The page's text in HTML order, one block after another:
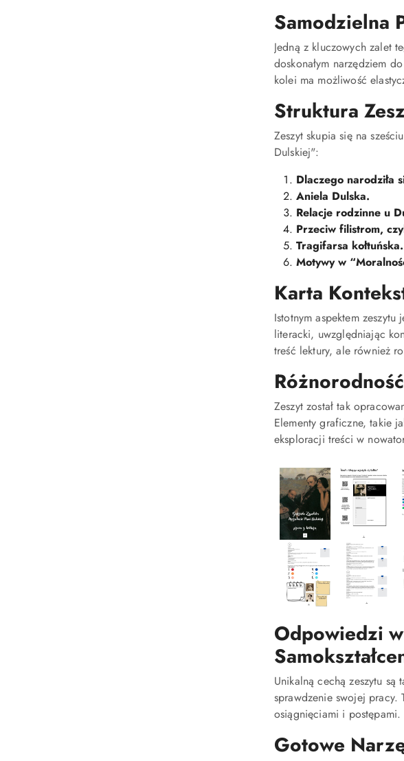
Samodzielna
Jedną z kluczowych zalet
doskonałym narzędziem
kolei ma możliwość
Struktura
Zeszyt skupia się na
Dulskiej":
Dlaczego narodziła
Aniela Dulska.
Relacje rodzinne u
Przeciw filistrom,
Tragifarsa
Motywy w
Karta
Istotnym aspektem
literacki, uwzględniając
treść lektury, ale również
Zeszyt został tak
Elementy graficzne, takie
eksploracji treści w
Odpowiedzi
Unikalną cechą zeszytu
sprawdzenie swojej pracy.
osiągnięciami i postępami.
Gotowe